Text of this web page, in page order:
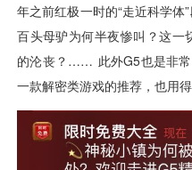
营销数盘
人口数盘
视觉智能
智能风控
科技公益